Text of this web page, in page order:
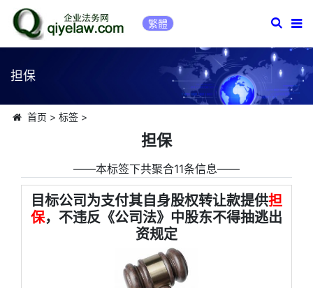
繁體
担保
首页 > 标签>
担保
――本标签下共聚合11条信息――
目标公司为支付其自身股权转让款提供担
保，不违反《公司法》中股东不得抽逃出
资规定